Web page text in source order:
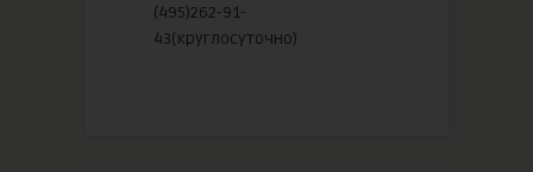
(495)262-91-
43(круглосуточно)